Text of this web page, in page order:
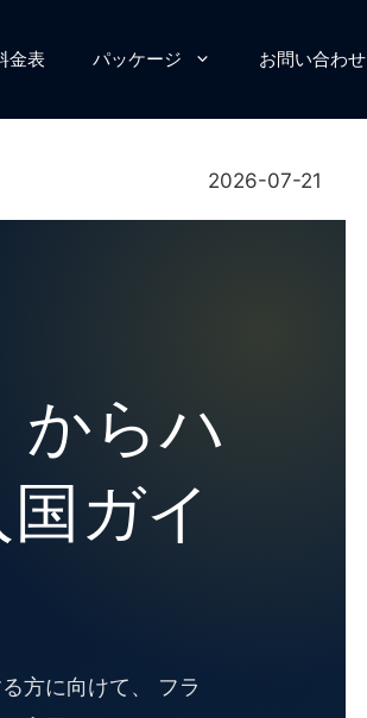
金表 パッケージ お問い合わせ
2026-07-21
からハ
ガイ
方に向けて、 フラ